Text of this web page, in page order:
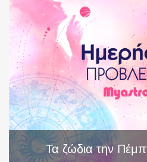
Τα ζώδια την